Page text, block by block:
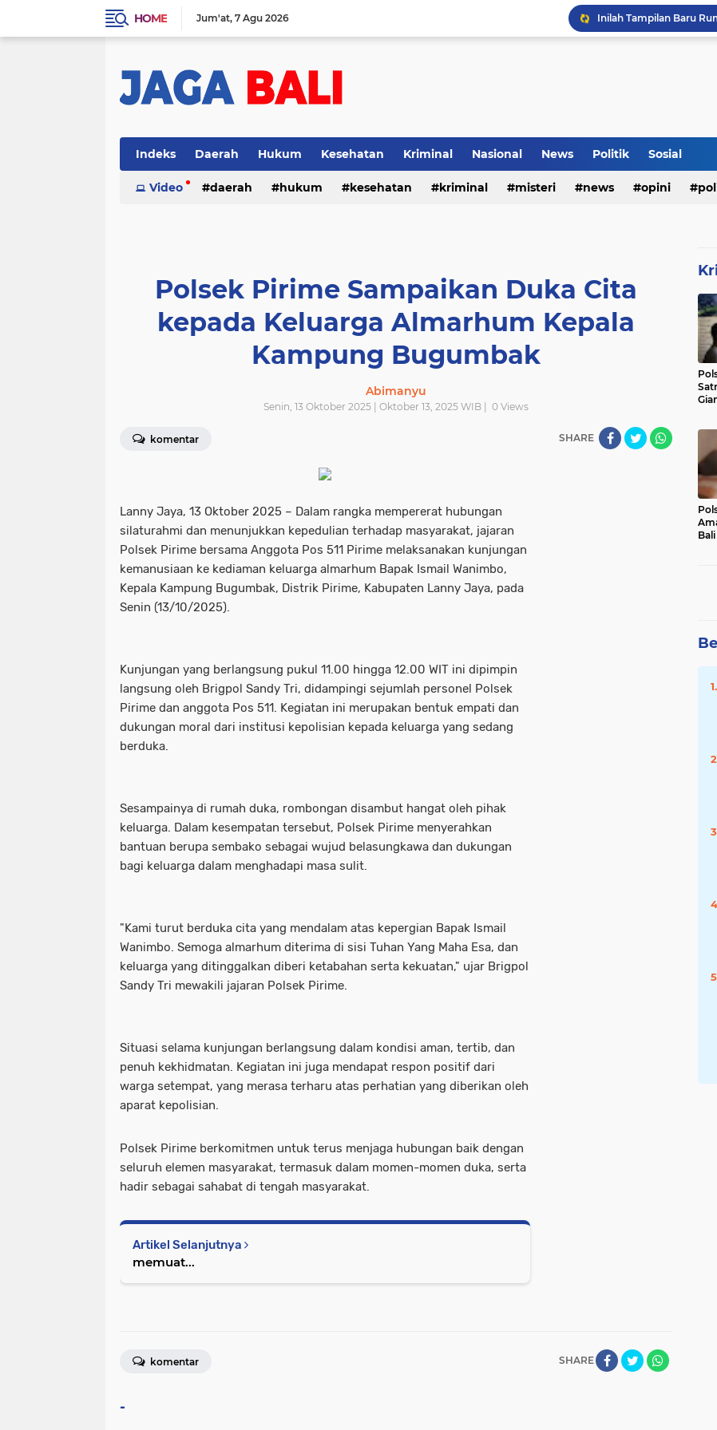
HOME Jum'at 7 Agu 2026
Inilah Tampilan Baru
Indeks Daerah Hukum Kesehatan Kriminal Nasional News Politik Sosial
Video daerah hukum kesehatan kriminal misteri news opini
Polsek Pirime Sampaikan Duka Cita
kepada Keluarga Almarhum Kepala
Kampung Bugumbak
Abimanyu
Senin, 13 Oktober 2025 | Oktober 13, 2025 WIB | 0 Views
komentar SHARE
Lanny Jaya, 13 Oktober 2025 – Dalam rangka mempererat hubungan
silaturahmi dan menunjukkan kepedulian terhadap masyarakat, jajaran
Polsek Pirime bersama Anggota Pos 511 Pirime melaksanakan kunjungan
kemanusiaan ke kediaman keluarga almarhum Bapak Ismail Wanimbo,
Kepala Kampung Bugumbak, Distrik Pirime, Kabupaten Lanny Jaya, pada
Senin (13/10/2025).
Kunjungan yang berlangsung pukul 11.00 hingga 12.00 WIT ini dipimpin
langsung oleh Brigpol Sandy Tri, didampingi sejumlah personel Polsek
Pirime dan anggota Pos 511. Kegiatan ini merupakan bentuk empati dan
dukungan moral dari institusi kepolisian kepada keluarga yang sedang
berduka.
Sesampainya di rumah duka, rombongan disambut hangat oleh pihak
keluarga. Dalam kesempatan tersebut, Polsek Pirime menyerahkan
bantuan berupa sembako sebagai wujud belasungkawa dan dukungan
bagi keluarga dalam menghadapi masa sulit.
"Kami turut berduka cita yang mendalam atas kepergian Bapak Ismail
Wanimbo. Semoga almarhum diterima di sisi Tuhan Yang Maha Esa, dan
keluarga yang ditinggalkan diberi ketabahan serta kekuatan," ujar Brigpol
Sandy Tri mewakili jajaran Polsek Pirime.
Situasi selama kunjungan berlangsung dalam kondisi aman, tertib, dan
penuh kekhidmatan. Kegiatan ini juga mendapat respon positif dari
warga setempat, yang merasa terharu atas perhatian yang diberikan oleh
aparat kepolisian.
Polsek Pirime berkomitmen untuk terus menjaga hubungan baik dengan
seluruh elemen masyarakat, termasuk dalam momen-momen duka, serta
hadir sebagai sahabat di tengah masyarakat.
Artikel Selanjutnya
memuat...
SHARE
komentar
-